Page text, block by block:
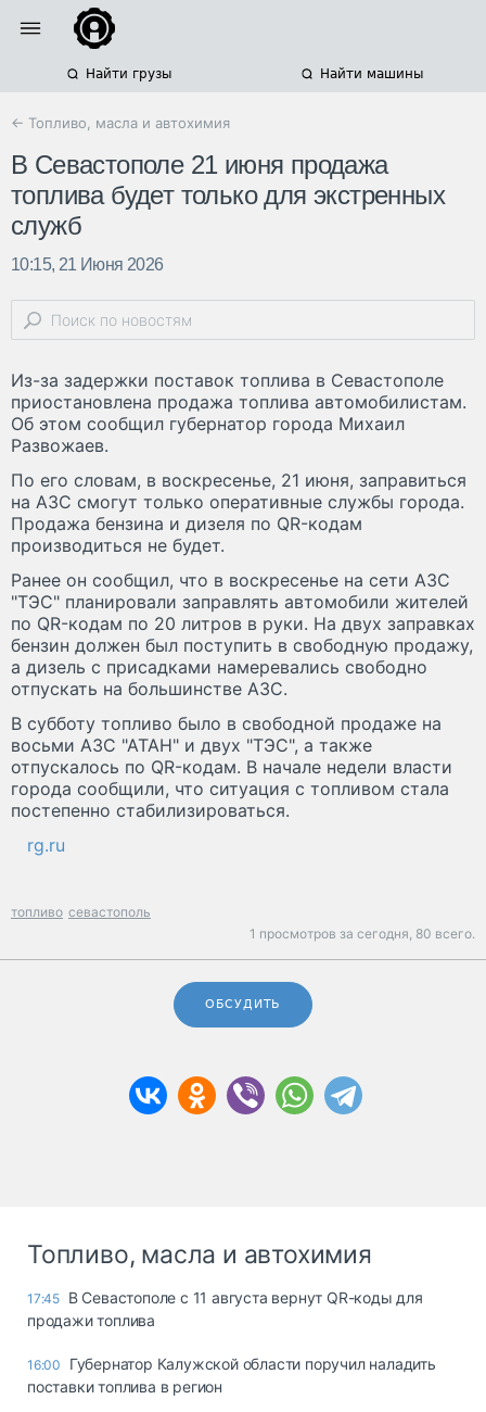
Найти грузы Найти машины
← Топливо, масла и автохимия
В Севастополе 21 июня продажа
топлива будет только для экстренных
служб
10:15, 21 Июня 2026
Из-за задержки поставок топлива в Севастополе
приостановлена продажа топлива автомобилистам.
Об этом сообщил губернатор города Михаил
Развожаев.
По его словам, в воскресенье, 21 июня, заправиться
на АЗС смогут только оперативные службы города.
Продажа бензина и дизеля по QR-кодам
производиться не будет.
Ранее он сообщил, что в воскресенье на сети АЗС
"ТЭС" планировали заправлять автомобили жителей
по QR-кодам по 20 литров в руки. На двух заправках
бензин должен был поступить в свободную продажу,
а дизель с присадками намеревались свободно
отпускать на большинстве АЗС.
В субботу топливо было в свободной продаже на
восьми АЗС "АТАН" и двух "ТЭС", а также
отпускалось по QR-кодам. В начале недели власти
города сообщили, что ситуация с топливом стала
постепенно стабилизироваться.
rg.ru
топливо севастополь
1 просмотров за сегодня, 80 всего.
ОБСУДИТЬ
Топливо, масла и автохимия
17:45 В Севастополе с 11 августа вернут QR-коды для
продажи топлива
16:00
Губернатор Калужской области поручил наладить
поставки топлива в регион